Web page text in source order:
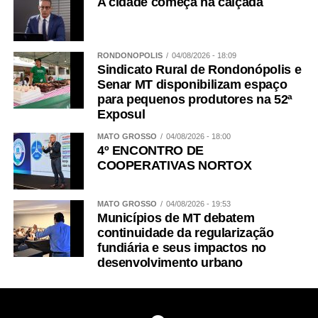
RONDONÓPOLIS 04/08/2026 - 18:09
Sindicato Rural de Rondonópolis e
Senar MT disponibilizam espaço
para pequenos produtores na 52ª
Exposul
MATO GROSSO 04/08/2026 - 18:00
4º ENCONTRO DE
COOPERATIVAS NORTOX
MATO GROSSO 04/08/2026 - 19:53
Municípios de MT debatem
continuidade da regularização
fundiária e seus impactos no
desenvolvimento urbano